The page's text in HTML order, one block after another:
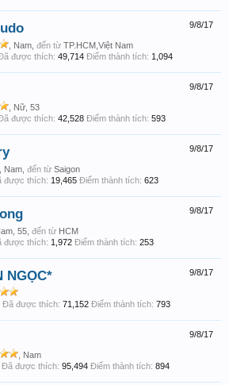
9/8/17
, Nam, đến từ TP.HCM,Việt Nam
được thích: 49,714 Điểm thành tích: 1,094
9/8/17
, Nữ, 53
được thích: 42,528 Điểm thành tích: 593
9/8/17
, Nam, đến từ Saigon
được thích: 19,465 Điểm thành tích: 623
9/8/17
55, đến từ HCM
được thích: 1,972 Điểm thành tích: 253
9/8/17
NGỌC*
Đã được thích: 71,152 Điểm thành tích: 793
9/8/17
, Nam
Đã được thích: 95,494 Điểm thành tích: 894